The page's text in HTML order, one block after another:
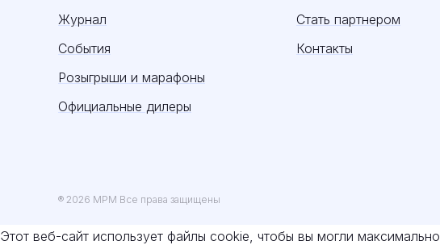
Журнал
События
Розыгрыши и марафоны
Официальные дилеры
Стать партнером
Контакты
® 2026 MPM Все права защищены
Этот веб-сайт использует файлы cookie, чтобы вы могли максимально